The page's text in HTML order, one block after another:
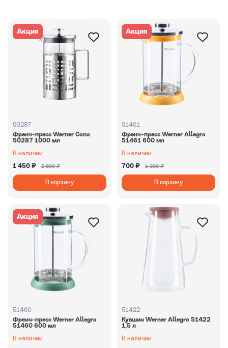
Акция
50287
Френч-пресс Werner Cona
50287 1000 мл
В наличии
1 450 ₽ 2 899 ₽
В корзину
Акция
51461
Френч-пресс Werner Allegro
51461 600 мл
В наличии
700 ₽ 1 399 ₽
В корзину
Акция
51460
Френч-пресс Werner Allegro
51460 600 мл
В наличии
51422
Кувшин Werner Allegro 51422
1,5 л
В наличии